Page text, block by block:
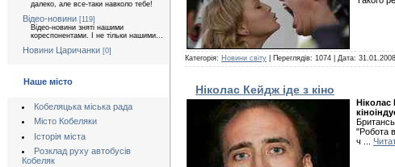
далеко, але все-таки навколо тебе!
Відео-новини [119]
Відео-новини зняті нашими
кореспонентами. І не тільки нашими...
Новини Царичанки [0]
Наше місто
Кобеляцька міська рада
Місто Кобеляки
Історія міста
Розклад руху автобусів
Кобеляк
Категорія: Новини світу | Переглядів: 1074 | Дата:
Ніколас Кейдж іде з кіно
Ніколас
"Робота
ч